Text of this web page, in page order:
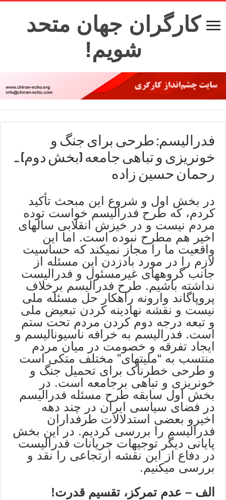
کارگران جهان متحد
شویم!
فدرالیسم: طرحی برای جنگ و
خونریزی و تباهی جامعه (بخش دوم) ـ
رحمان حسین زاده
در بخش اول و شروع این مبحث تأکید
کردم، که طرح فدرالیسم خواست توده
مردم نیست و در خیزش انقلابی سالهای
اخیر هم مطرح نبوده است. اما این
واقعيت ما را مجاز نمیکند که حساسیت
لازم را در مورد بادزدن این مسئله از
جانب گروههای غیرمسئول و فدرالیست
نداشته باشیم. طرح فدرالیسم برخلاف
پروپاگاند وارونه راهکار حل مسئله ملی
نیست و نقشه نهادینه کردن تبعیض ملی
و تبعه درجه دوم کردن مردم تحت ستم
است. فدرالیسم به خرافه ناسیونالیسم و
ایجاد تفرقه و خصومت در میان مردم
منتسب به “ملیتهای” مختلف متکى است
و طرحی خطرناک برای تحمیل جنگ و
خونریزی و تباهی برجامعه است. در
بخش اول سابقه طرح مسئله فدرالیسم
در فضای سیاسی ایران در چند دهه
اخیرو بعضی استدلالات طرفداران
فدرالیسم را بررسی کردیم. در این بخش
پایانی دیگر توجیهات جریانات فدرالیست
در دفاع از این نقشه ارتجاعی را نقد و
بررسی میکنیم.
الف – عدم تمرکز، تقسیم قدرت!